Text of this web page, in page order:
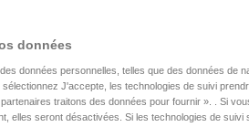
Votre agent à porté de
données
données personnelles, telles que des données de
J'accepte, les technologies de suivi
traitons des données pour fournir ». . Si
elles seront désactivées. Si les technologies de suivi